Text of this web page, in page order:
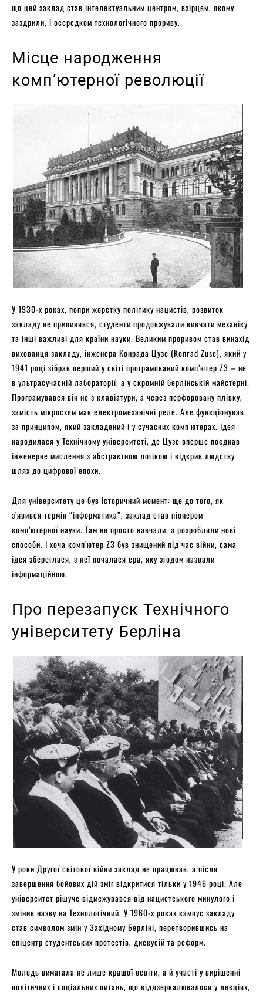
що цей заклад став інтелектуальним центром, взірцем, якому
заздрили, і осередком технологічного прориву.
Місце народження
комп’ютерної революції
У 1930-х роках, попри жорстку політику нацистів, розвиток
закладу не припинявся, студенти продовжували вивчати механіку
та інші важливі для країни науки. Великим проривом став винахід
вихованця закладу, інженера Конрада Цузе (Konrad Zuse), який у
1941 році зібрав перший у світі програмований комп’ютер Z3 – не
в ультрасучасній лабораторії, а у скромній берлінській майстерні.
Програмувався він не з клавіатури, а через перфоровану плівку,
замість мікросхем мав електромеханічні реле. Але функціонував
за принципом, який закладений і у сучасних комп’ютерах. Ідея
народилася у Технічному університеті, де Цузе вперше поєднав
інженерне мислення з абстрактною логікою і відкрив людству
шлях до цифрової епохи.
Для університету це був історичний момент: ще до того, як
з’явився термін “інформатика”, заклад став піонером
комп’ютерної науки. Там не просто навчали, а розробляли нові
способи. І хоча комп’ютер Z3 був знищений під час війни, сама
ідея збереглася, з неї почалася ера, яку згодом назвали
інформаційною.
Про перезапуск Технічного
університету Берліна
У роки Другої світової війни заклад не працював, а після
завершення бойових дій зміг відкритися тільки у 1946 році. Але
університет рішуче відмежувався від нацистського минулого і
змінив назву на Технологічний. У 1960-х роках кампус закладу
став символом змін у Західному Берліні, перетворившись на
епіцентр студентських протестів, дискусій та реформ.
Молодь вимагала не лише кращої освіти, а й участі у вирішенні
політичних і соціальних питань, що віддзеркалювалося у лекціях,